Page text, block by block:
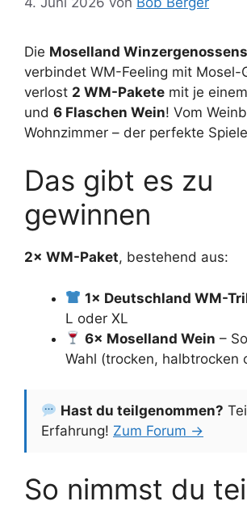
Die Moselland
verbindet WM-Feeling mit Mosel-
verlost 2 WM-Pakete mit je einem
und 6 Flaschen Wein! Vom
Wohnzimmer – der perfekte
Das gibt es zu
gewinnen
2× WM-Paket, bestehend aus:
1× Deutschland WM-
L oder XL
6× Moselland Wein –
Wahl (trocken, halbtrocken
Hast du teilgenommen?
Erfahrung! Zum Forum →
So nimmst du